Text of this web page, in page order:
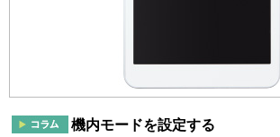
機内モードを設定する